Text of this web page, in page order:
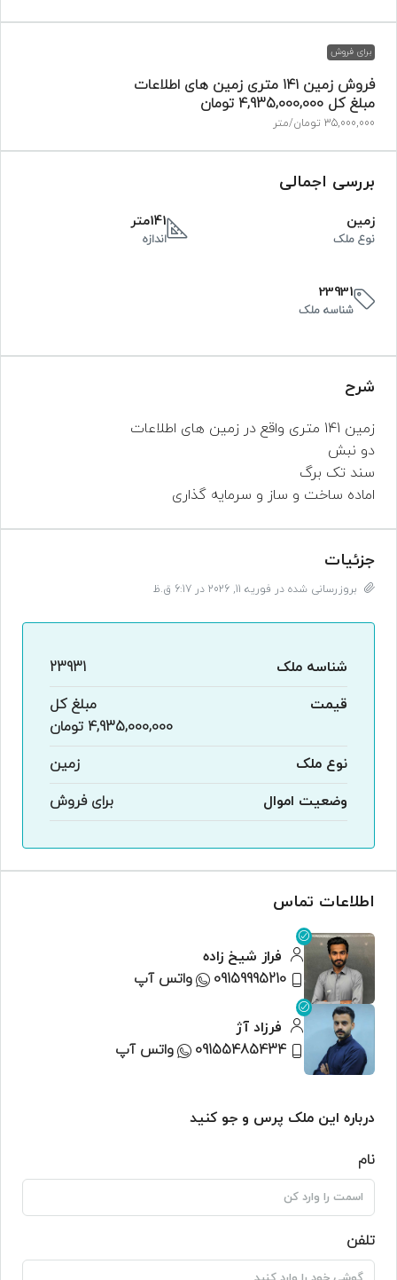
برای فروش
فروش زمین ۱۴۱ متری زمین های اطلاعات
مبلغ کل 4,935,000,000 تومان
35,000,000 تومان /متر
بررسی اجمالی
زمین
نوع ملک
141متر
اندازه
23931
شناسه ملک
شرح
زمین 141 متری واقع در زمین های اطلاعات
دو نبش
سند تک برگ
اماده ساخت و ساز و سرمایه گذاری
جزئیات
بروزرسانی شده در فوریه 11, 2026 در 6:17 ق.ظ
شناسه ملک
23931
قیمت
مبلغ کل
4,935,000,000 تومان
نوع ملک
زمین
وضعیت اموال
برای فروش
اطلاعات تماس
فراز شیخ زاده
09159995210
واتس آپ
فرزاد آژ
09155485434
واتس آپ
درباره این ملک پرس و جو کنید
نام
تلفن